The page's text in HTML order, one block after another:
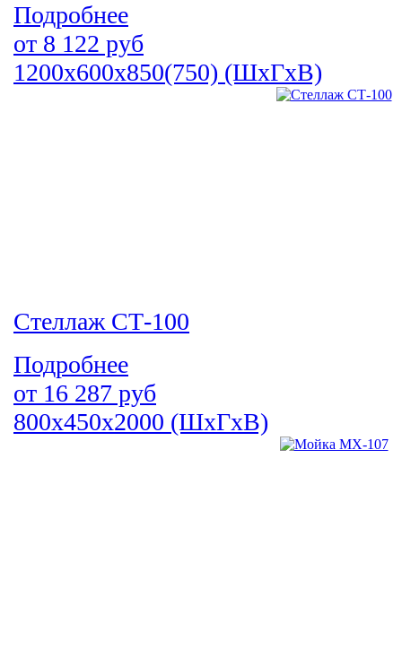
Подробнее
от 8 122 руб
1200х600х850(750) (ШхГхВ)
Стеллаж СТ-100
Подробнее
от 16 287 руб
800х450х2000 (ШхГхВ)